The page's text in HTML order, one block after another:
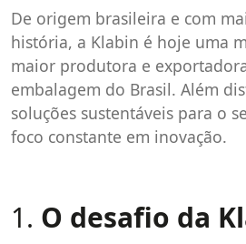
De origem brasileira e com
história, a Klabin é hoje uma
maior produtora e
embalagem do Brasil. Além
soluções sustentáveis para o
foco constante em inovação.
1. O desafio da